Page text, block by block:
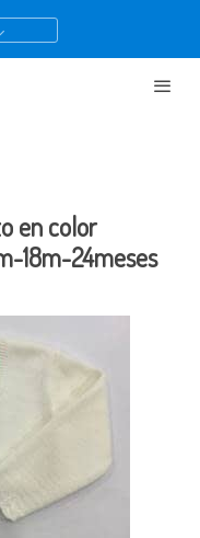
en color
18m-24meses